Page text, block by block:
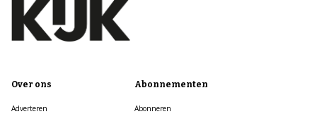
Over ons
Adverteren
Abonnementen
Abonneren